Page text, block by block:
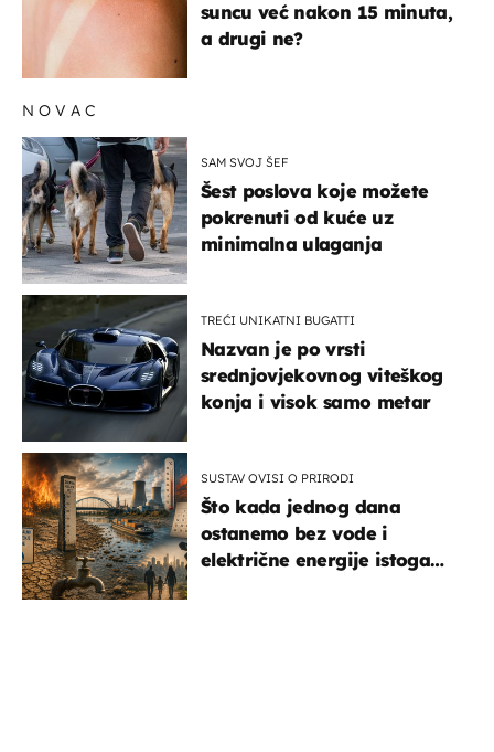
suncu već nakon 15 minuta,
a drugi ne?
NOVAC
SAM SVOJ ŠEF
Šest poslova koje možete
pokrenuti od kuće uz
minimalna ulaganja
TREĆI UNIKATNI BUGATTI
Nazvan je po vrsti
srednjovjekovnog viteškog
konja i visok samo metar
SUSTAV OVISI O PRIRODI
Što kada jednog dana
ostanemo bez vode i
električne energije istoga